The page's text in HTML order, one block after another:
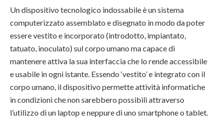
Un dispositivo tecnologico indossabile è un sistema
computerizzato assemblato e disegnato in modo da poter
essere vestito e incorporato (introdotto, impiantato,
tatuato, inoculato) sul corpo umano ma capace di
mantenere attiva la sua interfaccia che lo rende accessibile
e usabile in ogni istante. Essendo ‘vestito’ e integrato con il
corpo umano, il dispositivo permette attività informatiche
in condizioni che non sarebbero possibili attraverso
l’utilizzo di un laptop e neppure di uno smartphone o tablet.